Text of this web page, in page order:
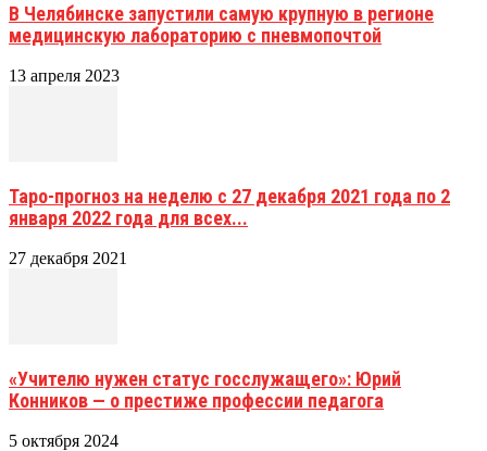
В Челябинске запустили самую крупную в регионе
медицинскую лабораторию с пневмопочтой
13 апреля 2023
Таро-прогноз на неделю с 27 декабря 2021 года по 2
января 2022 года для всех...
27 декабря 2021
«Учителю нужен статус госслужащего»: Юрий
Конников — о престиже профессии педагога
5 октября 2024